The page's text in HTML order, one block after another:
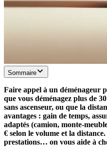
Sommaire
Faire appel à un déménageur
que vous déménagez plus de
sans ascenseur, ou que la
avantages : gain de temps,
adaptés (camion, monte-
€ selon le volume et la
prestations… on vous aide à